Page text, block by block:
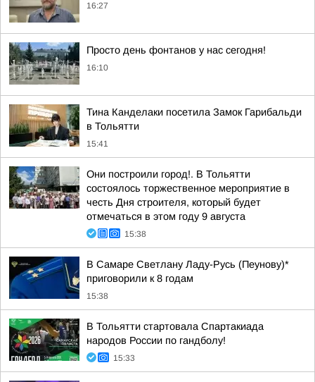
16:27
Просто день фонтанов у нас сегодня!
16:10
Тина Канделаки посетила Замок Гарибальди
в Тольятти
15:41
Они построили город!. В Тольятти
состоялось торжественное мероприятие в
честь Дня строителя, который будет
отмечаться в этом году 9 августа
15:38
В Самаре Светлану Ладу-Русь (Пеунову)*
приговорили к 8 годам
15:38
В Тольятти стартовала Спартакиада
народов России по гандболу!
15:33